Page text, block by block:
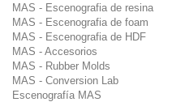
MAS - Escenografia de resina
MAS - Escenografia de foam
MAS - Escenografia de HDF
MAS - Accesorios
MAS - Rubber Molds
MAS - Conversion Lab
Escenografía MAS